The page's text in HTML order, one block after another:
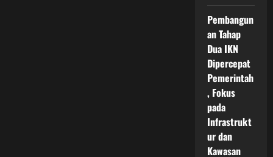
Pembangun
an Tahap
Dua IKN
Dipercepat
Pemerintah
, Fokus
pada
Infrastrukt
ur dan
Kawasan